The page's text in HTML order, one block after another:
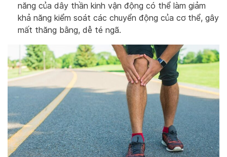
năng của dây thần kinh vận động có thể làm giảm
khả năng kiểm soát các chuyển động của cơ thể, gây
mất thăng bằng, dễ té ngã.